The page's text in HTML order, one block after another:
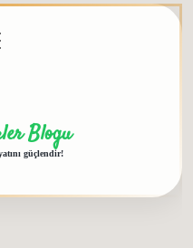
Blogu
güçlendir!